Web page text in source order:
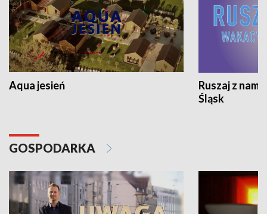
Aqua jesień
Ruszaj z
Śląsk
GOSPODARKA